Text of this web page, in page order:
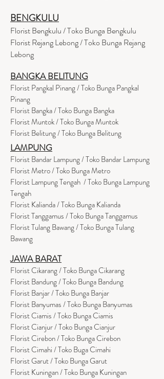
BENGKULU
Florist Bengkulu / Toko Bunga Bengkulu
Florist Rejang Lebong / Toko Bunga Rejang
Lebong
BANGKA BELITUNG
Florist Pangkal Pinang / Toko Bunga Pangkal
Pinang
Florist Bangka / Toko Bunga Bangka
Florist Muntok / Toko Bunga Muntok
Florist Belitung / Toko Bunga Belitung
LAMPUNG
Florist Bandar Lampung / Toko Bandar Lampung
Florist Metro / Toko Bunga Metro
Florist Lampung Tengah / Toko Bunga Lampung
Tengah
Florist Kalianda / Toko Bunga Kalianda
Florist Tanggamus / Toko Bunga Tanggamus
Florist Tulang Bawang / Toko Bunga Tulang
Bawang
JAWA BARAT
Florist Cikarang/ Toko Bunga Cikarang
Florist Bandung / Toko Bunga Bandung
Florist Banjar / Toko Bunga Banjar
Florist Banyumas / Toko Bunga Banyumas
Florist Ciamis / Toko Bunga Ciamis
Florist Cianjur / Toko Bunga Cianjur
Florist Cirebon / Toko Bunga Cirebon
Florist Cimahi / Toko Buga Cimahi
Florist Garut / Toko Bunga Garut
Florist Kuningan / Toko Bunga Kuningan